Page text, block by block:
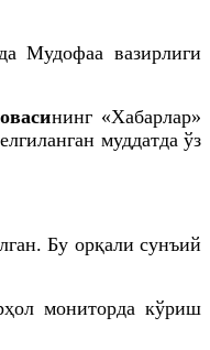
Мудофаа вазирлиги
нинг «Хабарлар»
муддатда ўз
Бу орқали сунъий
мониторда кўриш